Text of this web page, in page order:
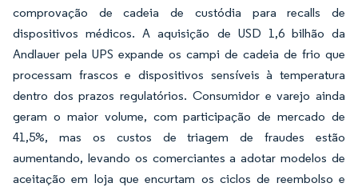
comprovação de cadeia de custódia para recalls de
dispositivos médicos. A aquisição de USD 1,6 bilhão da
Andlauer pela UPS expande os campi de cadeia de frio que
processam frascos e dispositivos sensíveis à temperatura
dentro dos prazos regulatórios. Consumidor e varejo ainda
geram o maior volume, com participação de mercado de
41,5%, mas os custos de triagem de fraudes estão
aumentando, levando os comerciantes a adotar modelos de
aceitação em loja que encurtam os ciclos de reembolso e